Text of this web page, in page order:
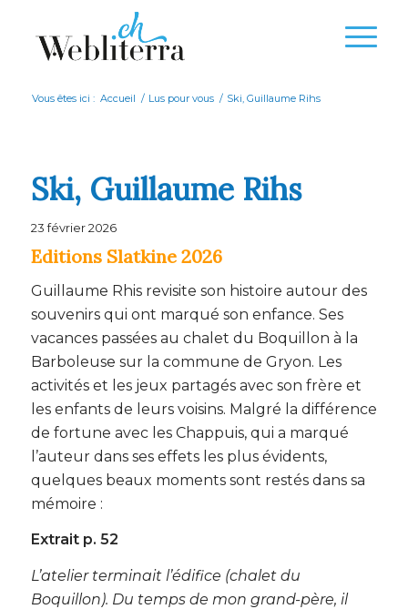
Vous êtes ici : Accueil / Lus pour vous / Ski, Guillaume Rihs
Ski, Guillaume Rihs
23 février 2026
Editions Slatkine 2026
Guillaume Rhis revisite son histoire autour des
souvenirs qui ont marqué son enfance. Ses
vacances passées au chalet du Boquillon à la
Barboleuse sur la commune de Gryon. Les
activités et les jeux partagés avec son frère et
les enfants de leurs voisins. Malgré la différence
de fortune avec les Chappuis, qui a marqué
l’auteur dans ses effets les plus évidents,
quelques beaux moments sont restés dans sa
mémoire :
Extrait p. 52
L’atelier terminait l’édifice (chalet du
Boquillon). Du temps de mon grand-père, il